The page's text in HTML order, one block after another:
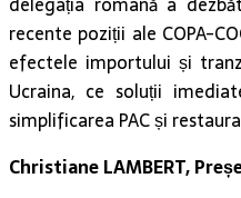
recente poziții ale COPA-
efectele importului și
Ucraina, ce soluții
simplificarea PAC și
Christiane LAMBERT,